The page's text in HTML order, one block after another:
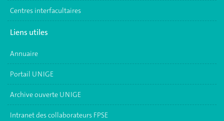
Centres interfacultaires
Liens utiles
Annuaire
Portail UNIGE
Archive ouverte UNIGE
Intranet des collaborateurs FPSE